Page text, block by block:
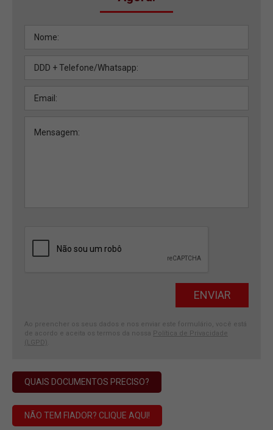
Ao preencher os seus dados e nos enviar este formulário, você está
de acordo e aceita os termos da nossa Política de Privacidade
(LGPD)
QUAIS DOCUMENTOS PRECISO?
NÃO TEM FIADOR? CLIQUE AQUI!